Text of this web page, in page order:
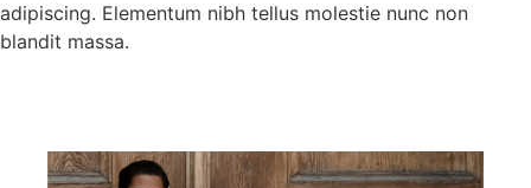
adipiscing. Elementum nibh tellus molestie nunc non
blandit massa.